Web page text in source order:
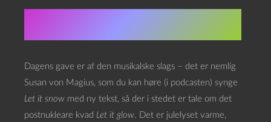
Dagens gave er af den musikalske slags – det er nemlig
Susan von Magius, som du kan høre (i podcasten) synge
Let it snow med ny tekst, så der i stedet er tale om det
postnukleare kvad Let it glow. Det er julelyset varme,